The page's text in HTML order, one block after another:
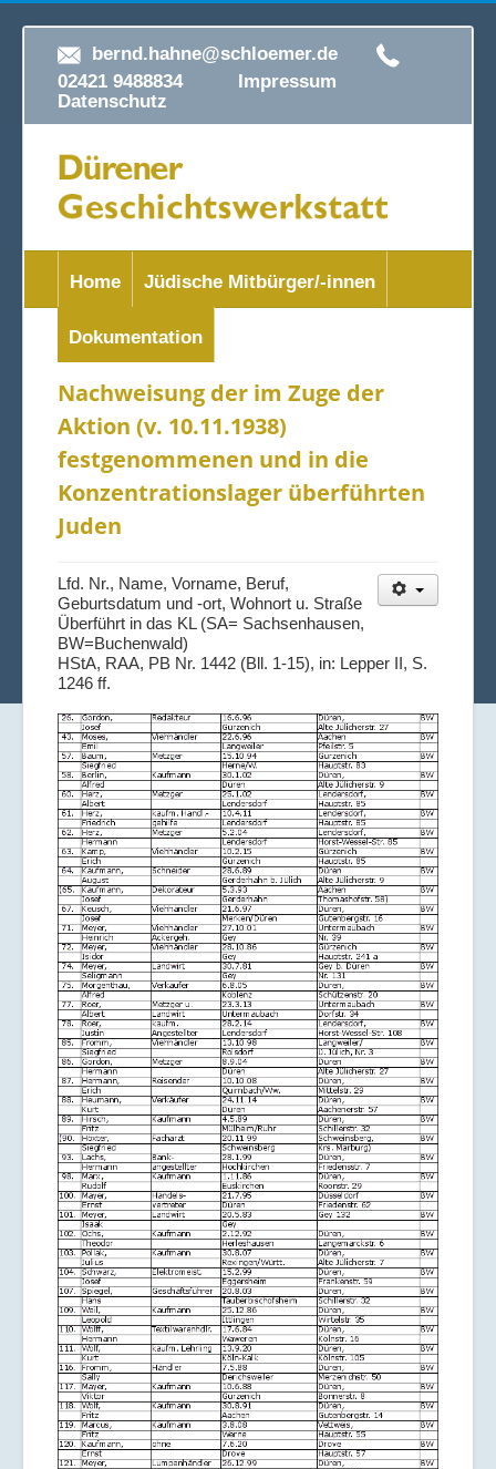
bernd.hahne@schloemer.de
02421 9488834 Impressum
Datenschutz
Home Jüdische Mitbürger/-innen
Dokumentation
Nachweisung der im Zuge der
Aktion (v. 10.11.1938)
festgenommenen und in die
Konzentrationslager überführten
Juden
Lfd. Nr., Name, Vorname, Beruf,
Geburtsdatum und -ort, Wohnort u. Straße
Überführt in das KL (SA= Sachsenhausen,
BW=Buchenwald)
HStA, RAA, PB Nr. 1442 (Bll. 1-15), in: Lepper II, S.
1246 ff.